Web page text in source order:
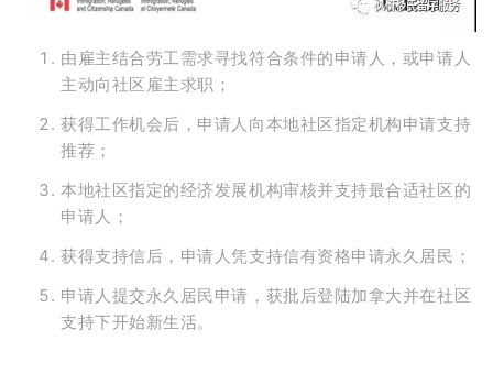
由雇主结合劳工需求寻找符合条件的申请人，或申请人
主动向社区雇主求职；
获得工作机会后，申请人向本地社区指定机构申请支持
推荐；
本地社区指定的经济发展机构审核并支持最合适社区的
申请人；
获得支持信后，申请人凭支持信有资格申请永久居民；
申请人提交永久居民申请，获批后登陆加拿大并在社区
支持下开始新生活。